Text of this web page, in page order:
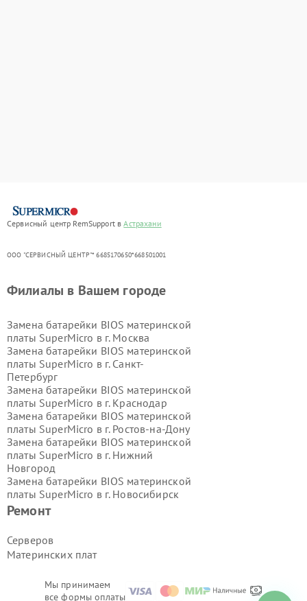
Сервисный центр RemSupport вАстрахани
ООО "СЕРВИСНЫЙ ЦЕНТР"* 6685170650*668501001
Мы принимаем
все формы оплаты
Ремонт
Серверов
Материнских плат
Филиалы в Вашем городе
Замена батарейки BIOS материнской
платы SuperMicro в г. Москва
Замена батарейки BIOS материнской
платы SuperMicro в г. Санкт-
Петербург
Замена батарейки BIOS материнской
платы SuperMicro в г. Краснодар
Замена батарейки BIOS материнской
платы SuperMicro в г. Ростов-на-Дону
Замена батарейки BIOS материнской
платы SuperMicro в г. Нижний
Новгород
Замена батарейки BIOS материнской
платы SuperMicro в г. Новосибирск
Замена батарейки BIOS материнской
платы SuperMicro в г.
платы SuperMicro в г.
Замена батарейки BIOS материнской
Замена батарейки BIOS материнской
платы SuperMicro в г.Волгоград